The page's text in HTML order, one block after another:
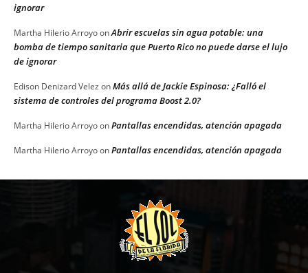
ignorar
Martha Hilerio ArroyoonAbrir escuelas sin agua potable: una
bomba de tiempo sanitaria que Puerto Rico no puede darse el lujo
de ignorar
Edison Denizard Velez onMás allá de Jackie Espinosa: ¿Falló el
sistema de controles del programa Boost 2.0?
Martha Hilerio ArroyoonPantallas encendidas, atención apagada
Martha Hilerio ArroyoonPantallas encendidas, atención apagada